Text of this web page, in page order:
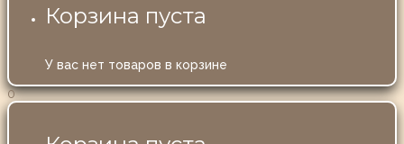
Корзина пуста
У вас нет товаров в корзине
0